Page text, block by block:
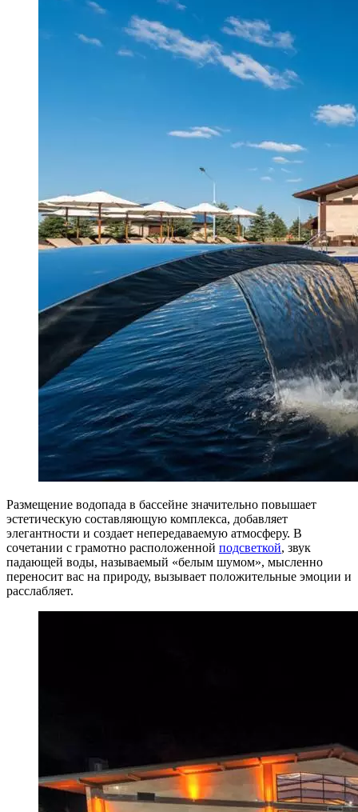
Размещение водопада в бассейне значительно повышает
эстетическую составляющую комплекса, добавляет
элегантности и создает непередаваемую атмосферу. В
сочетании с грамотно расположенной подсветкой, звук
падающей воды, называемый «белым шумом», мысленно
переносит вас на природу, вызывает положительные эмоции и
расслабляет.